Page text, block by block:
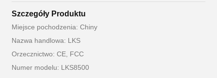
Szczegóły Produktu
Miejsce pochodzenia: Chiny
Nazwa handlowa: LKS
Orzecznictwo: CE, FCC
Numer modelu: LKS8500